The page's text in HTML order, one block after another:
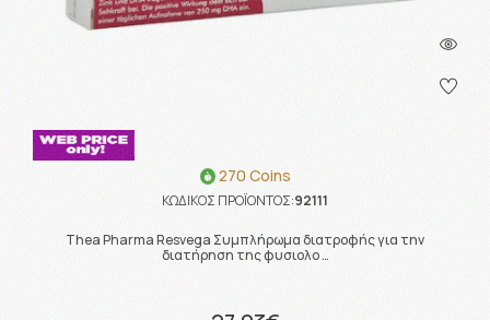
270 Coins
ΚΩΔΙΚΟΣ ΠΡΟΪΟΝΤΟΣ:92111
Thea Pharma Resvega Συμπλήρωμα διατροφής για την
διατήρηση της φυσιολο …